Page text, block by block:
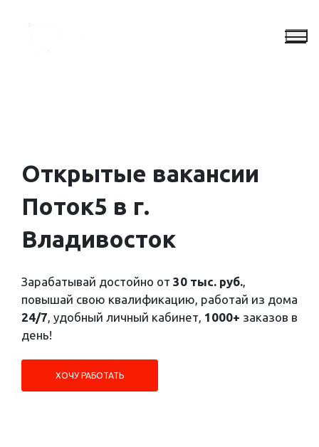
Открытые вакансии
Поток5 в г.
Владивосток
Зарабатывай достойно от 30 тыс. руб.
повышай свою квалификацию, работай из дома
24/7 , удобный личный кабинет, 1000+ заказов в
день!
ХОЧУ РАБОТАТЬ